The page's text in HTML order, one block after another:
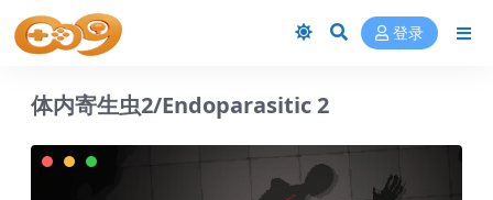
登录
体内寄生虫2/Endoparasitic 2